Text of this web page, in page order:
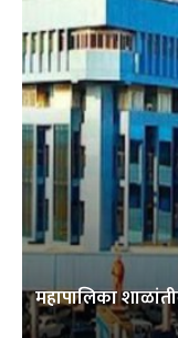
महापालिका